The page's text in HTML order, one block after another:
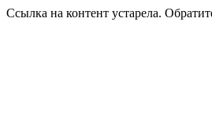
Ссылка на контент устарела.